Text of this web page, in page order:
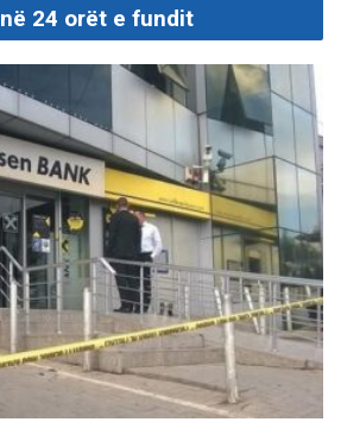
24 orët e fundit